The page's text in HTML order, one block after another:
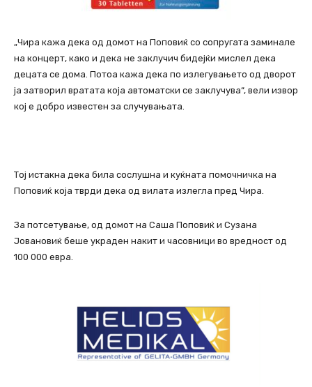
„Чира кажа дека од домот на Поповиќ со сопругата заминале
на концерт, како и дека не заклучич бидејќи мислел дека
децата се дома. Потоа кажа дека по излегувањето од дворот
ја затворил вратата која автоматски се заклучува“, вели извор
кој е добро известен за случувањата.
Тој истакна дека била сослушна и куќната помочничка на
Поповиќ која тврди дека од вилата излегла пред Чира.
За потсетување, од домот на Саша Поповиќ и Сузана
Јовановиќ беше украден накит и часовници во вредност од
100 000 евра.